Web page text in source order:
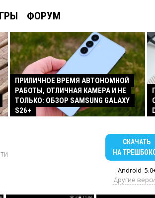
ФОРУМ
ПРИЛИЧНОЕ ВРЕМЯ АВТОНОМНОЙ
РАБОТЫ, ОТЛИЧНАЯ КАМЕРА И НЕ
ТОЛЬКО: ОБЗОР SAMSUNG GALAXY
S26+
СКАЧАТЬ
НА
Android
Другие